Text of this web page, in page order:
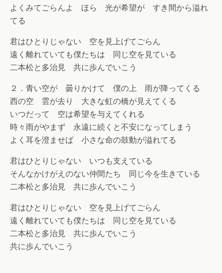
よくみてごらんよ ほら 光が希望が すき間から溢れ
てる
君はひとりじゃない 空を見上げてごらん
遠く離れていても僕たちは 同じ空を見ている
二本松と多治見 共に歩んでいこう
２．青い空が 曇りかけて 僕の上 雨が降ってくる
西の空 雲が去り 大きな虹の橋が見えてくる
いつだって 空は希望を与えてくれる
時々雨がやまず 永遠に続くと不安になってしまう
よく耳を澄ませば 小さな命の鼓動が溢れてる
君はひとりじゃない いつも支えている
そんなかけがえのない仲間たち 同じ今を生きている
二本松と多治見 共に歩んでいこう
君はひとりじゃない 空を見上げてごらん
遠く離れていても僕たちは 同じ空を見ている
二本松と多治見 共に歩んでいこう
共に歩んでいこう